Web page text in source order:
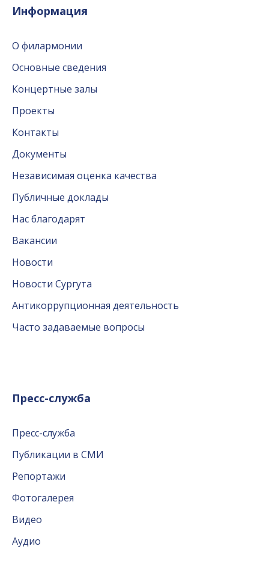
Информация
О филармонии
Основные сведения
Концертные залы
Проекты
Контакты
Документы
Независимая оценка качества
Публичные доклады
Нас благодарят
Вакансии
Новости
Новости Сургута
Антикоррупционная деятельность
Часто задаваемые вопросы
Пресс-служба
Пресс-служба
Публикации в СМИ
Репортажи
Фотогалерея
Видео
Аудио